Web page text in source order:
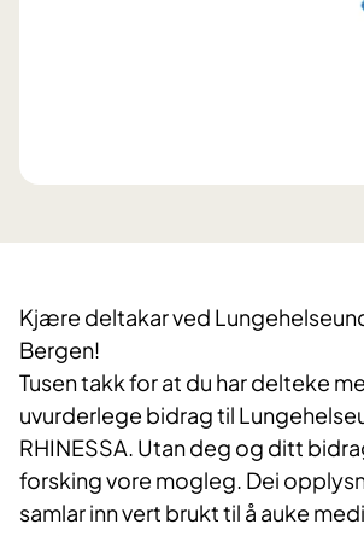
Kjære deltakar ved
Bergen!
Tusen takk for at du har delteke
uvurderlege bidrag til
RHINESSA. Utan deg og ditt
forsking vore mogleg. Dei
samlar inn vert brukt til å auke